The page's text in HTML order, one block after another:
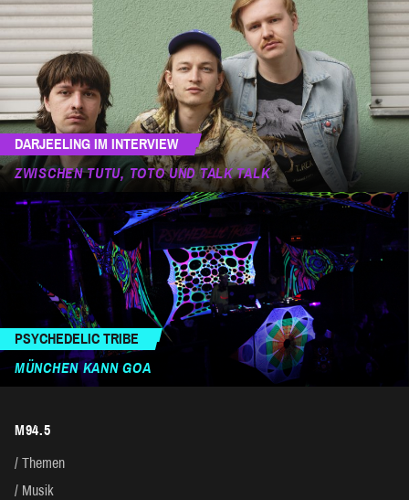
DARJEELING IM INTERVIEW
ZWISCHEN TUTU, TOTO UND TALK TALK
PSYCHEDELIC TRIBE
MÜNCHEN KANN GOA
M94.5
Themen
Musik